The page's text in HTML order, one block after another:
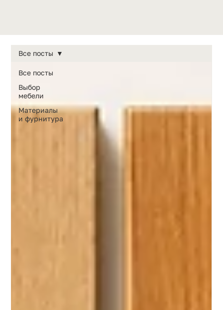
Все посты
Выбор
мебели
Материалы
и фурнитура
Все посты